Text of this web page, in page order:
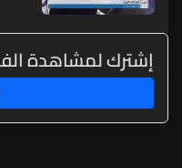
إشترك لمشاهدة